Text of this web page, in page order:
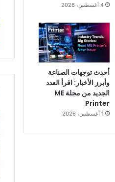
4 أغسطس، 2026
أحدث توجهات الصناعة
وأبرز الأخبار: اقرأ العدد
الجديد من مجلة ME
Printer
1 أغسطس، 2026